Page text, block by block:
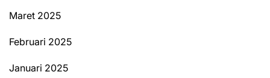
Maret 2025
Februari 2025
Januari 2025